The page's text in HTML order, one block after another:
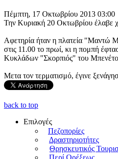
Πέμπτη, 17 Οκτωβρίου 2013 03:00
Την Κυριακή 20 Οκτωβρίου έλαβε
Αφετηρία ήταν η πλατεία "Μαντώ
στις 11.00 το πρωί, κι η πομπή
Κυκλάδων "Σκορπιός" του
Μετα τον τερματισμό, έγινε
back to top
Επιλογές
Πεζοπορίες
Δραστηριοτήτες
Θρησκευτικός
Περί Ορέξεως